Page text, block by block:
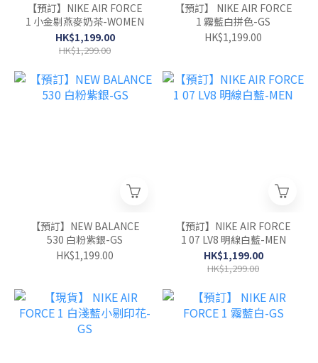
【預訂】NIKE AIR FORCE
1 小金剔燕麥奶茶-WOMEN
HK$1,199.00
HK$1,299.00
【預訂】 NIKE AIR FORCE
1 霧藍白拼色-GS
HK$1,199.00
【預訂】NEW BALANCE
530 白粉紫銀-GS
HK$1,199.00
【預訂】NIKE AIR FORCE
1 07 LV8 明線白藍-MEN
HK$1,199.00
HK$1,299.00